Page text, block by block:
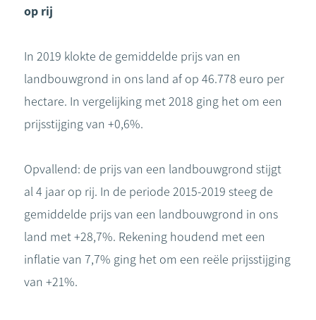
op rij
In 2019 klokte de gemiddelde prijs van en
landbouwgrond in ons land af op 46.778 euro per
hectare. In vergelijking met 2018 ging het om een
prijsstijging van +0,6%.
Opvallend: de prijs van een landbouwgrond stijgt
al 4 jaar op rij. In de periode 2015-2019 steeg de
gemiddelde prijs van een landbouwgrond in ons
land met +28,7%. Rekening houdend met een
inflatie van 7,7% ging het om een reële prijsstijging
van +21%.